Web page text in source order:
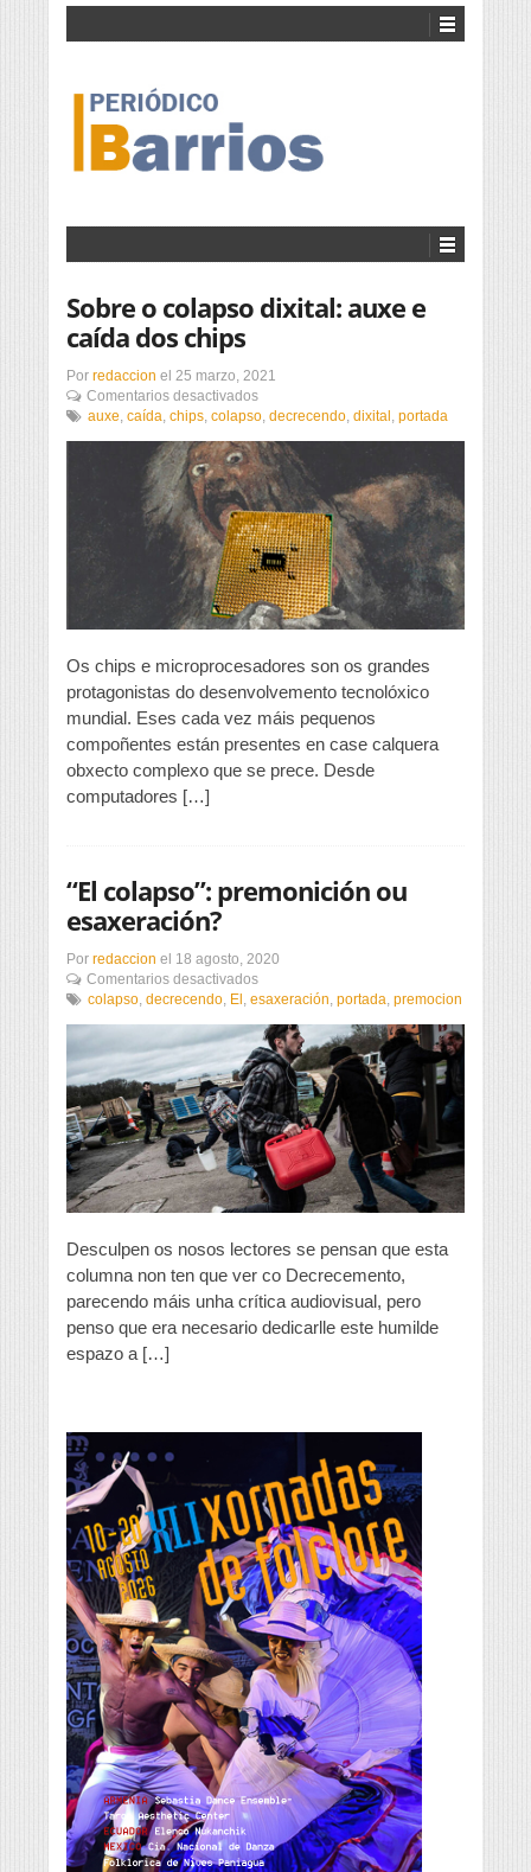
Sobre o colapso dixital: auxe e
caída dos chips
Por redaccion el 25 marzo, 2021
Comentarios desactivadosen
Sobre
colapso
dixital:
auxe
e
caída
dos
chips
auxe, caída, chips, colapso, decrecendo, dixital , portada
Os chips e microprocesadores son os grandes
protagonistas do desenvolvemento tecnolóxico
mundial. Eses cada vez máis pequenos
compoñentes están presentes en case calquera
obxecto complexo que se prece. Desde
computadores […]
“El colapso”: premonición ou
esaxeración?
Por redaccion el 18 agosto, 2020
Comentarios desactivadosen
“El
premonición
ou
esaxeración?
colapso, decrecendo, El , esaxeración, portada, premocion
Desculpen os nosos lectores se pensan que esta
columna non ten que ver co Decrecemento,
parecendo máis unha crítica audiovisual, pero
penso que era necesario dedicarlle este humilde
espazo a […]